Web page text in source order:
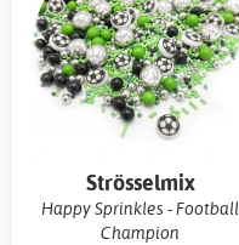
Strösselmix
Happy Sprinkles - Football
Champion